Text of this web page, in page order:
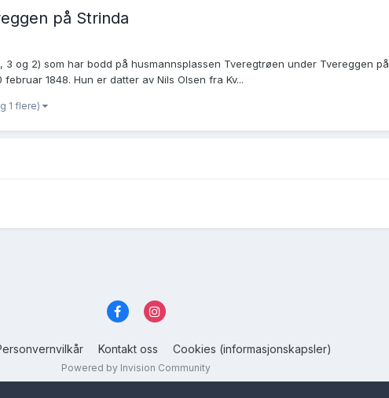
på Strinda
og 2) som har bodd på husmannsplassen Tveregtrøen under Tvereggen
1848. Hun er datter av Nils Olsen fra Kv...
1 flere)
Kontakt oss Cookies (informasjonskapsler)
Powered by Invision Community